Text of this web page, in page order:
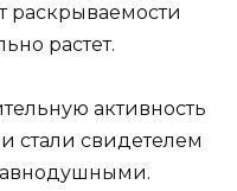
раскрываемости
растет.
активность
стали свидетелем